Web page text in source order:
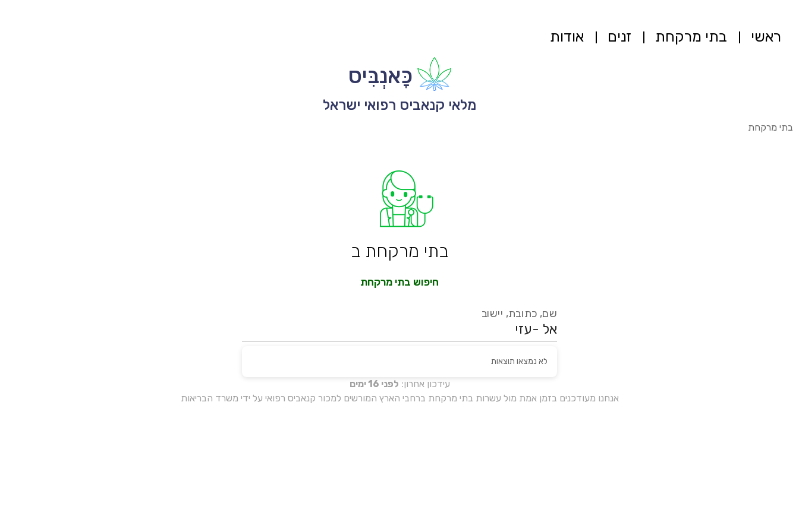
ראשי בתי מרקחת זנים אודות
כָּאנְבִּיס
מלאי קנאביס רפואי ישראל
בתי מרקחת
בתי מרקחת ב
חיפוש בתי מרקחת
שם, כתובת, יישוב
עידכון אחרון: לפני 16 ימים
אנחנו מעודכנים בזמן אמת מול עשרות בתי מרקחת ברחבי הארץ המורשים למכור קנאביס רפואי על ידי משרד הבריאות
לא נמצאו תוצאות